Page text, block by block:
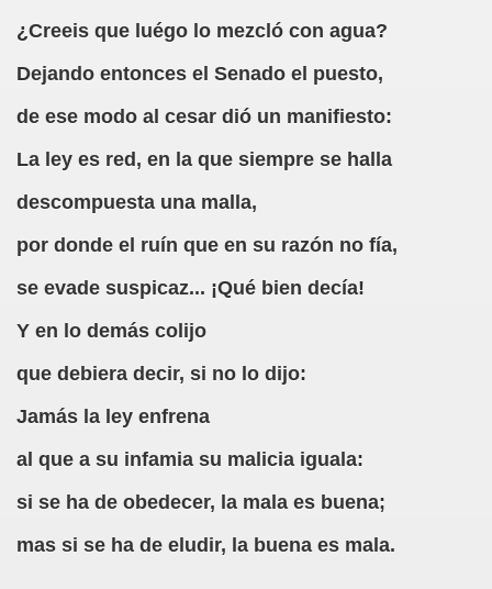
¿Creeis que luégo lo mezcló con agua?
Dejando entonces el Senado el puesto,
de ese modo al cesar dió un manifiesto:
La ley es red, en la que siempre se halla
descompuesta una malla,
por donde el ruín que en su razón no fía,
se evade suspicaz... ¡Qué bien decía!
Y en lo demás colijo
que debiera decir, si no lo dijo:
Jamás la ley enfrena
al que a su infamia su malicia iguala:
si se ha de obedecer, la mala es buena;
mas si se ha de eludir, la buena es mala.
Valdes)
(Agustín Romero Barroso)
de Quevedo)
(Fermín José Tamayo Pozueta)
Mestre)
en una Empresa